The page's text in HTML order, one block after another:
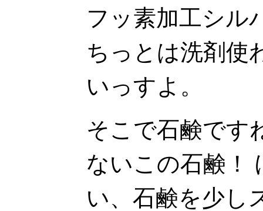
フッ素加工シル
ちっとは洗剤使
いっすよ。
そこで石鹸です
ないこの石鹸！
い、石鹸を少し